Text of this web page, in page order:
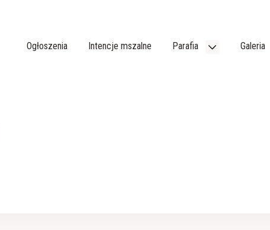
Ogłoszenia Intencje mszalne Parafia Galeria